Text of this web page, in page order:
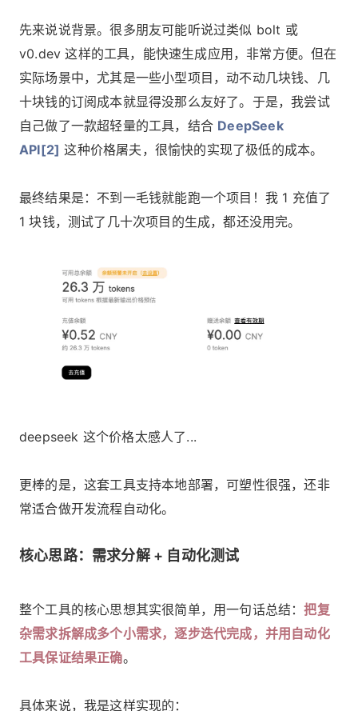
先来说说背景。很多朋友可能听说过类似 bolt 或
v0.dev 这样的工具，能快速生成应用，非常方便。但在
实际场景中，尤其是一些小型项目，动不动几块钱、几
十块钱的订阅成本就显得没那么友好了。于是，我尝试
自己做了一款超轻量的工具，结合 DeepSeek
API[2] 这种价格屠夫，很愉快的实现了极低的成本。
最终结果是：不到一毛钱就能跑一个项目！我 1 充值了
1 块钱，测试了几十次项目的生成，都还没用完。
deepseek 这个价格太感人了...
更棒的是，这套工具支持本地部署，可塑性很强，还非
常适合做开发流程自动化。
核心思路：需求分解 + 自动化测试
整个工具的核心思想其实很简单，用一句话总结：把复
杂需求拆解成多个小需求，逐步迭代完成，并用自动化
工具保证结果正确。
具体来说，我是这样实现的：